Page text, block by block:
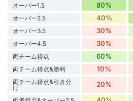
オーバー1.5 80%
オーバー2.5 40%
オーバー3.5 30%
オーバー4.5 30%
両チーム得点 60%
両チーム得点&勝利 10%
両チーム得点&引き分
け 20%